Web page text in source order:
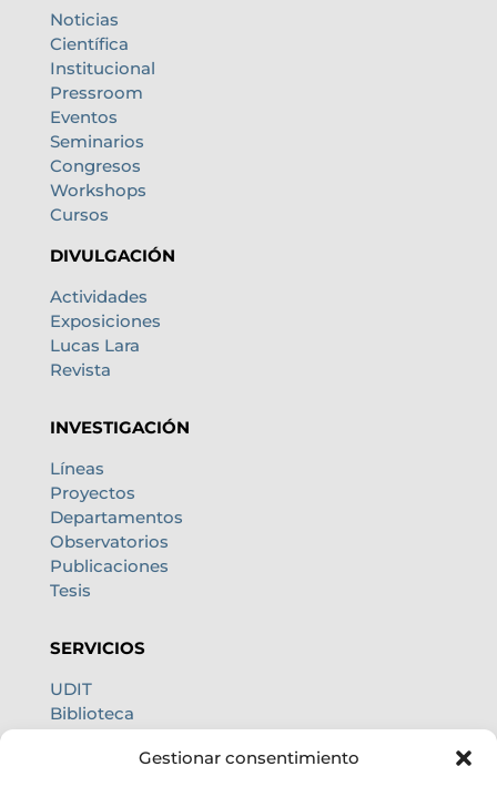
Gestionar consentimiento
Noticias
Científica
Institucional
Pressroom
Eventos
Seminarios
Congresos
Workshops
Cursos
DIVULGACIÓN
Actividades
Exposiciones
Lucas Lara
Revista
INVESTIGACIÓN
Líneas
Proyectos
Departamentos
Observatorios
Publicaciones
Tesis
SERVICIOS
UDIT
Biblioteca
Oficina internacional